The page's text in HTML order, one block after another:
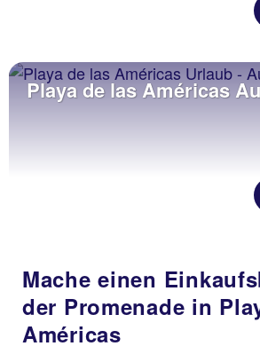
Playa de las Américas
Mache einen
der Promenade in
Américas